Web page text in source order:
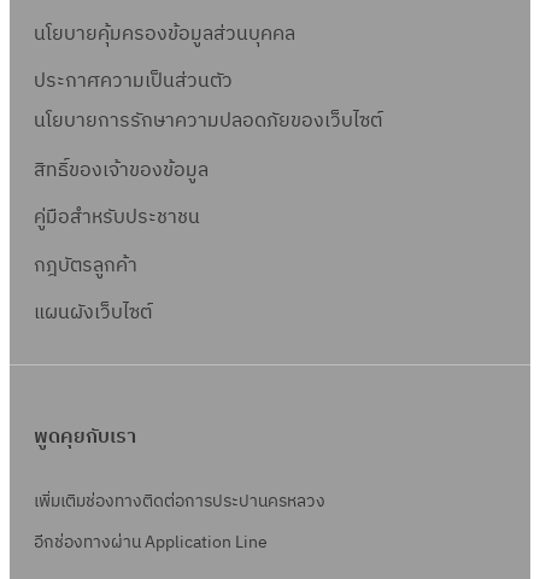
นโยบายคุ้มครองข้อมูลส่วนบุคคล
ประกาศความเป็นส่วนตัว
นโยบายการรักษาความปลอดภัยของเว็บไซต์
สิทธิ์ของเจ้าของข้อมูล
คู่มือสำหรับประชาชน
กฎบัตรลูกค้า
แผนผังเว็บไซต์
พูดคุยกับเรา
เพิ่มเติมช่องทางติดต่อการประปานครหลวง
อีกช่องทางผ่าน Application Line